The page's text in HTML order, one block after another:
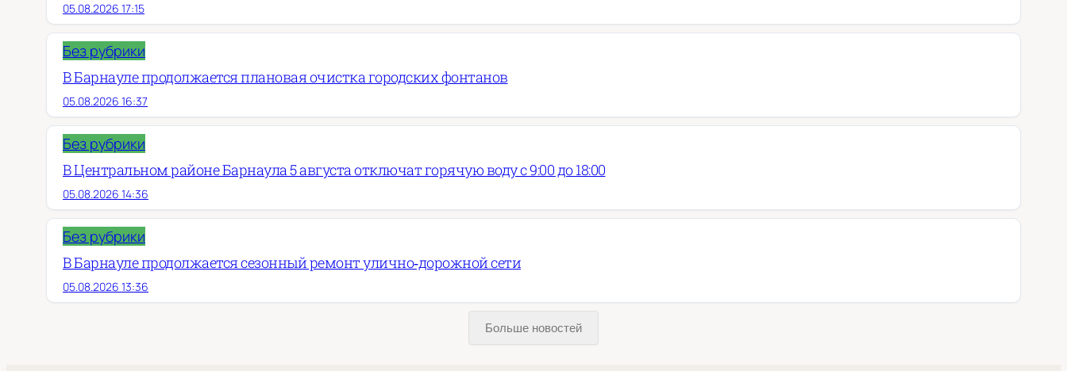
05.08.2026 17:15
Без рубрики
В Барнауле продолжается плановая очистка городских фонтанов
05.08.2026 16:37
Без рубрики
В Центральном районе Барнаула 5 августа отключат горячую воду с 9:00 до 18:00
05.08.2026 14:36
Без рубрики
В Барнауле продолжается сезонный ремонт улично‑дорожной сети
05.08.2026 13:36
Больше новостей